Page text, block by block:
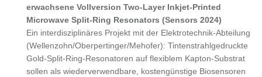
erwachsene Vollversion Two-Layer Inkjet-Printed
Microwave Split-Ring Resonators (Sensors 2024)
Ein interdisziplinäres Projekt mit der Elektrotechnik-Abteilung
(Wellenzohn/Oberpertinger/Mehofer): Tintenstrahlgedruckte
Gold-Split-Ring-Resonatoren auf flexiblem Kapton-Substrat
sollen als wiederverwendbare, kostengünstige Biosensoren